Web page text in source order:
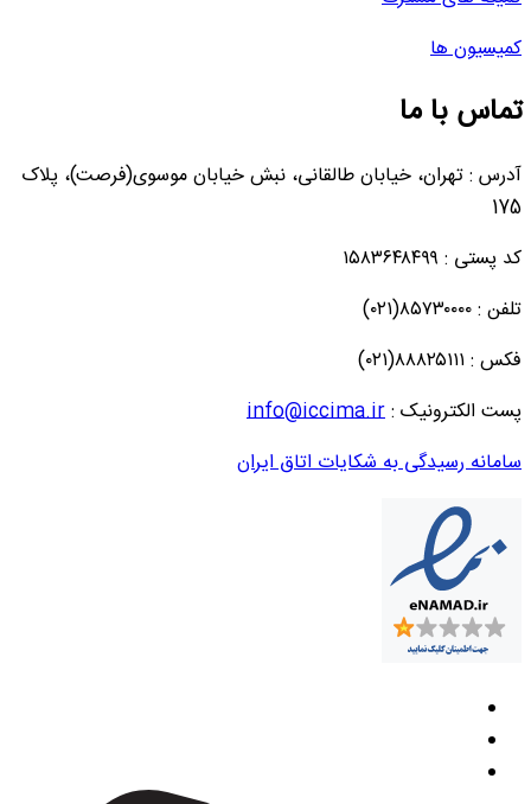
کمیسیون ها
تماس با ما
آدرس : تهران، خیابان طالقانی، نبش خیابان موسوی(فرصت)، پلاک
175
کد پستی : ۱۵۸۳۶۴۸۴۹۹
تلفن : ۸۵۷۳۰۰۰۰(۰۲۱)
فکس : ۸۸۸۲۵۱۱۱(۰۲۱)
پست الکترونیک :info@iccima.ir
سامانه رسیدگی به شکایات اتاق ایران